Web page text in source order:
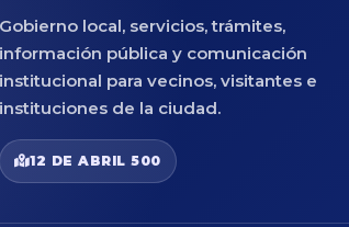
Gobierno local, servicios, trámites,
información pública y comunicación
institucional para vecinos, visitantes e
instituciones de la ciudad.
12 DE ABRIL 500